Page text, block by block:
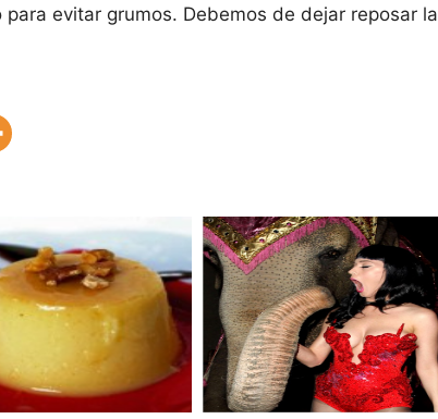
evitar grumos. Debemos de dejar reposar la